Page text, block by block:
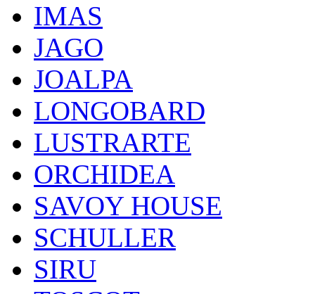
IMAS
JAGO
JOALPA
LONGOBARD
LUSTRARTE
ORCHIDEA
SAVOY HOUSE
SCHULLER
SIRU